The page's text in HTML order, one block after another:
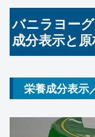
バニラヨー
成分表示と
栄養成分表示